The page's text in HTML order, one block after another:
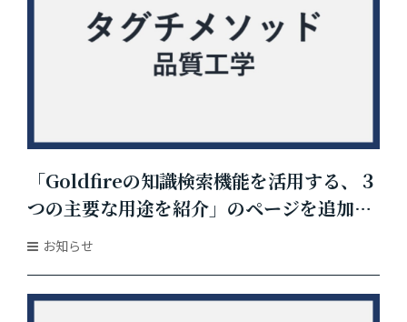
「Goldfireの知識検索機能を活用する、３
つの主要な用途を紹介」のページを追加し
ました
お知らせ